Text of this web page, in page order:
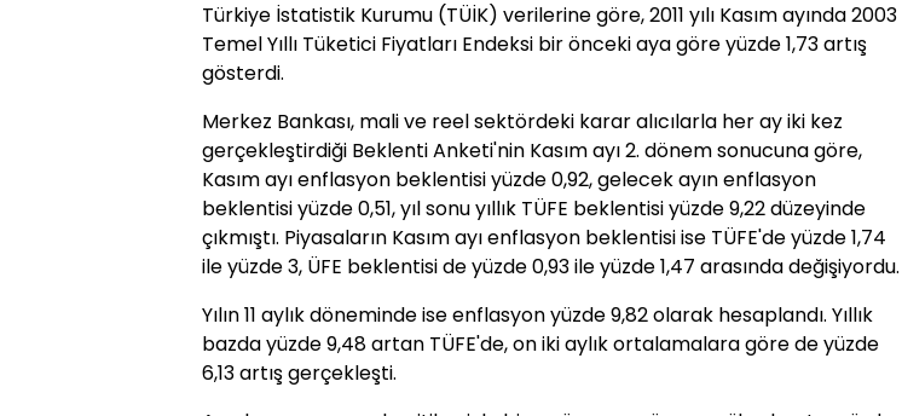
Türkiye İstatistik Kurumu (TÜİK) verilerine göre, 2011 yılı Kasım ayında 2003
Temel Yıllı Tüketici Fiyatları Endeksi bir önceki aya göre yüzde 1,73 artış
gösterdi.
Merkez Bankası, mali ve reel sektördeki karar alıcılarla her ay iki kez
gerçekleştirdiği Beklenti Anketi'nin Kasım ayı 2. dönem sonucuna göre,
Kasım ayı enflasyon beklentisi yüzde 0,92, gelecek ayın enflasyon
beklentisi yüzde 0,51, yıl sonu yıllık TÜFE beklentisi yüzde 9,22 düzeyinde
çıkmıştı. Piyasaların Kasım ayı enflasyon beklentisi ise TÜFE'de yüzde 1,74
ile yüzde 3, ÜFE beklentisi de yüzde 0,93 ile yüzde 1,47 arasında değişiyordu.
Yılın 11 aylık döneminde ise enflasyon yüzde 9,82 olarak hesaplandı. Yıllık
bazda yüzde 9,48 artan TÜFE'de, on iki aylık ortalamalara göre de yüzde
6,13 artış gerçekleşti.